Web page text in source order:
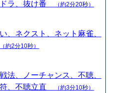
ラ、抜け番
（約2分20秒）
、ネクスト、ネット麻雀、
（約2分10秒）
法、ノーチャンス、不聴、
、不聴立直
（約3分10秒）